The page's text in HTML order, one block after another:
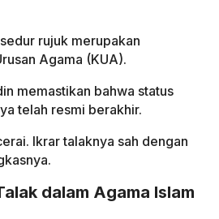
rujuk merupakan
Agama (KUA).
memastikan bahwa status
telah resmi berakhir.
Ikrar talaknya sah dengan
dalam Agama Islam